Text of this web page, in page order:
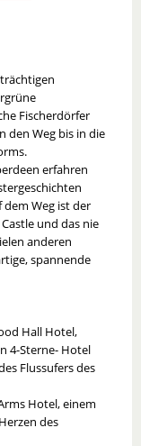
Fischerdörfer
den Weg bis in die
erfahren
Weg ist der
und das nie
anderen
spannende
Hall Hotel,
4-Sterne- Hotel
Flussufers des
Hotel, einem
des